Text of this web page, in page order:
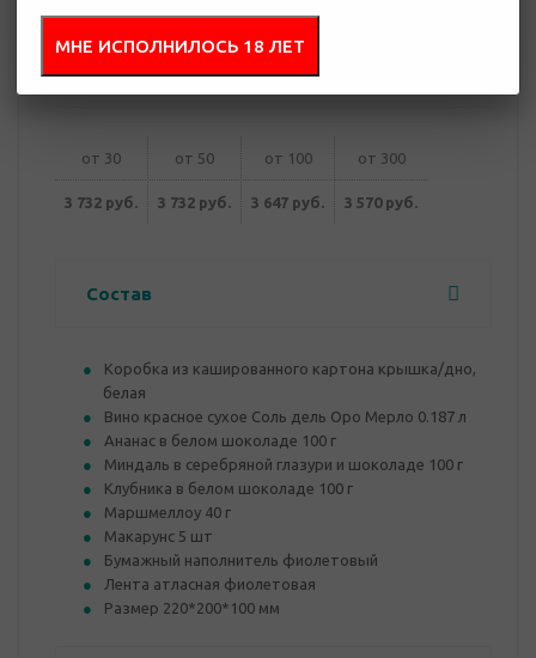
запрос
от 30 от 50 от 100 от 300
3 732 руб. 3 732 руб. 3 647 руб. 3 570 руб.
Состав
Коробка из кашированного картона крышка/дно,
белая
Вино красное сухое Соль дель Оро Мерло 0.187 л
Ананас в белом шоколаде 100 г
Миндаль в серебряной глазури и шоколаде 100 г
Клубника в белом шоколаде 100 г
Маршмеллоу 40 г
Макарунс 5 шт
Бумажный наполнитель фиолетовый
Лента атласная фиолетовая
Размер 220*200*100 мм
МНЕ ИСПОЛНИЛОСЬ 18 ЛЕТ